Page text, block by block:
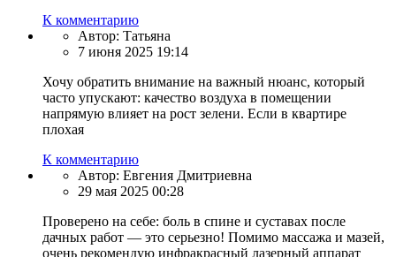
К комментарию
Автор: Татьяна
7 июня 2025 19:14
Хочу обратить внимание на важный нюанс, который
часто упускают: качество воздуха в помещении
напрямую влияет на рост зелени. Если в квартире
плохая
К комментарию
Автор: Евгения Дмитриевна
29 мая 2025 00:28
Проверено на себе: боль в спине и суставах после
дачных работ — это серьезно! Помимо массажа и мазей,
очень рекомендую инфракрасный лазерный аппарат